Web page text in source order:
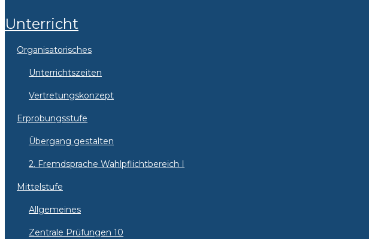
Unterricht
Organisatorisches
Unterrichtszeiten
Vertretungskonzept
Erprobungsstufe
Übergang gestalten
2. Fremdsprache Wahlpflichtbereich I
Mittelstufe
Allgemeines
Zentrale Prüfungen 10